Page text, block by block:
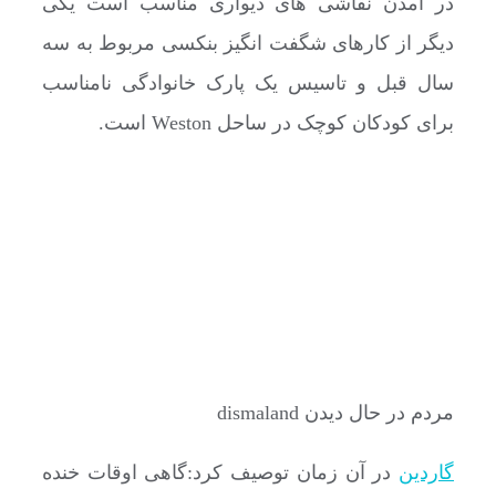
دیگر از کارهای شگفت انگیز بنکسی مربوط به سه
سال قبل و تاسیس یک پارک خانوادگی نامناسب
برای کودکان کوچک در ساحل Weston است.
مردم در حال دیدن dismaland
گاردین در آن زمان توصیف کرد:گاهی اوقات خنده